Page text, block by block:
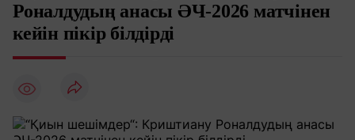
Роналдудың анасы ӘЧ-2026 матчінен
кейін пікір білдірді